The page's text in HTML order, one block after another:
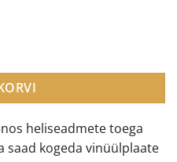
heliseadmete toega
saad kogeda vinüülplaate
vinüülplaadimängija kogus